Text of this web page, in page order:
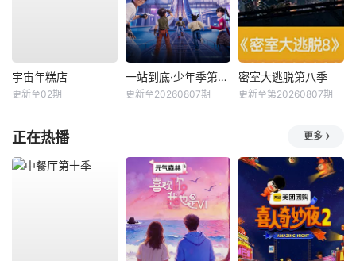
宇宙年糕店
更新至02期
一站到底·少年季第2季
更新至20260807期
密室大逃脱第八季
更新至第20260807期
正在热播 更多